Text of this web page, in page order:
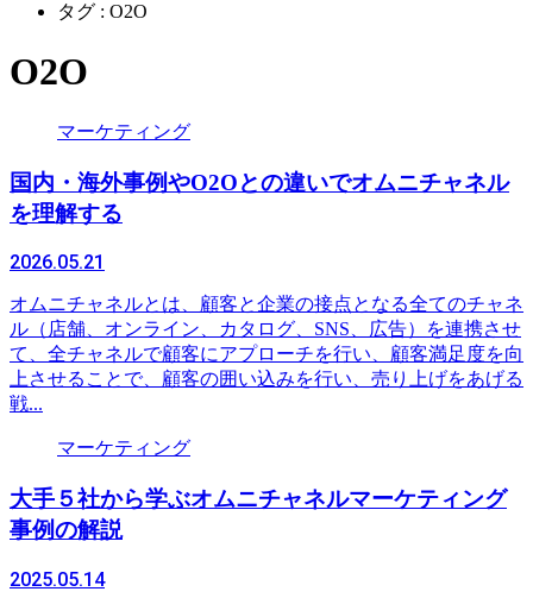
タグ : O2O
O2O
マーケティング
国内・海外事例やO2Oとの違いでオムニチャネル
を理解する
2026.05.21
オムニチャネルとは、顧客と企業の接点となる全てのチャネ
ル（店舗、オンライン、カタログ、SNS、広告）を連携させ
て、全チャネルで顧客にアプローチを行い、顧客満足度を向
上させることで、顧客の囲い込みを行い、売り上げをあげる
戦...
マーケティング
大手５社から学ぶオムニチャネルマーケティング
事例の解説
2025.05.14